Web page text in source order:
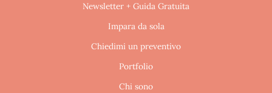
Newsletter + Guida Gratuita
Impara da sola
Chiedimi un preventivo
Portfolio
Chi sono